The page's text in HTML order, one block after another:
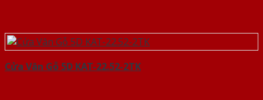
Cửa Vân Gỗ 5D KAT-22.52-2TK